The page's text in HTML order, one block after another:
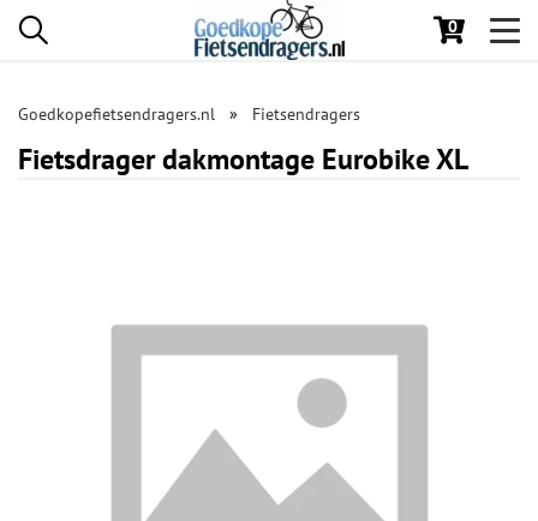
0
Goedkopefietsendragers.nl Fietsendragers
Fietsdrager dakmontage Eurobike XL